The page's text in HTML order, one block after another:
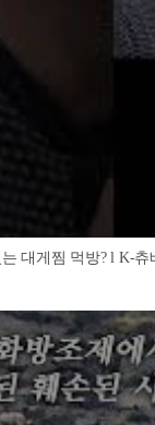
대게찜 먹방? l K-